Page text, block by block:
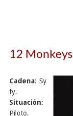
12 Monkeys
Cadena: Sy
fy.
Situación:
Piloto.